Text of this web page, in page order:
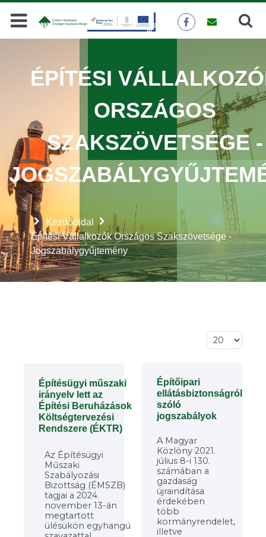
Keresés
Kezdőoldal
Építési Vállalkozók Országos Szakszövetsége -
Jogszabálygyűjtemény
ÉPÍTÉSI
ORSZÁGOS
SZAKSZÖVETSÉGE -
Tételek #
Építésügyi műszaki
irányelv lett az
Építési Beruházások
Költségtervezési
Rendszere (ÉKTR)
Az Építésügyi
Műszaki
Szabályozási
Bizottság (ÉMSZB)
tagjai a 2024.
november 13-án
megtartott
ülésükön egyhangú
Építőipari
ellátásbiztonságról
szóló
jogszabályok
A Magyar
Közlöny 2021.
július 8-i 130.
számában a
gazdaság
újraindítása
érdekében
több
kormányrendelet,
illetve